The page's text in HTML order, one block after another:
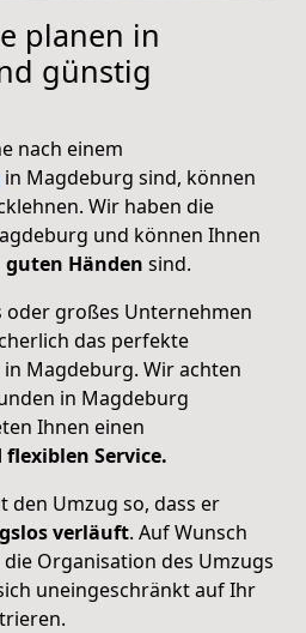
planen in
günstig
nach einem
in Magdeburg sind, können
Wir haben die
und können Ihnen
guten Händen sind.
oder großes Unternehmen
das perfekte
Magdeburg. Wir achten
in Magdeburg
Ihnen einen
Service.
den Umzug so, dass er
verläuft. Auf Wunsch
Organisation des Umzugs
uneingeschränkt auf Ihr